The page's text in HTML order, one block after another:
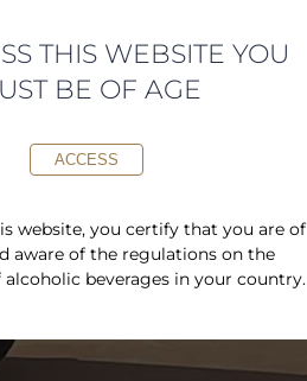
THIS WEBSITE YOU
BE OF AGE
ACCESS
website, you certify that you are of
aware of the regulations on the
beverages in your country.